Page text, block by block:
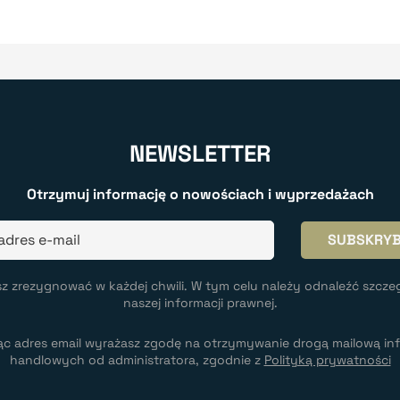
NEWSLETTER
Otrzymuj informację o nowościach i wyprzedażach
zrezygnować w każdej chwili. W tym celu należy odnaleźć
naszej informacji prawnej.
adres email wyrażasz zgodę na otrzymywanie drogą mailową
handlowych od administratora, zgodnie z Polityką prywatności